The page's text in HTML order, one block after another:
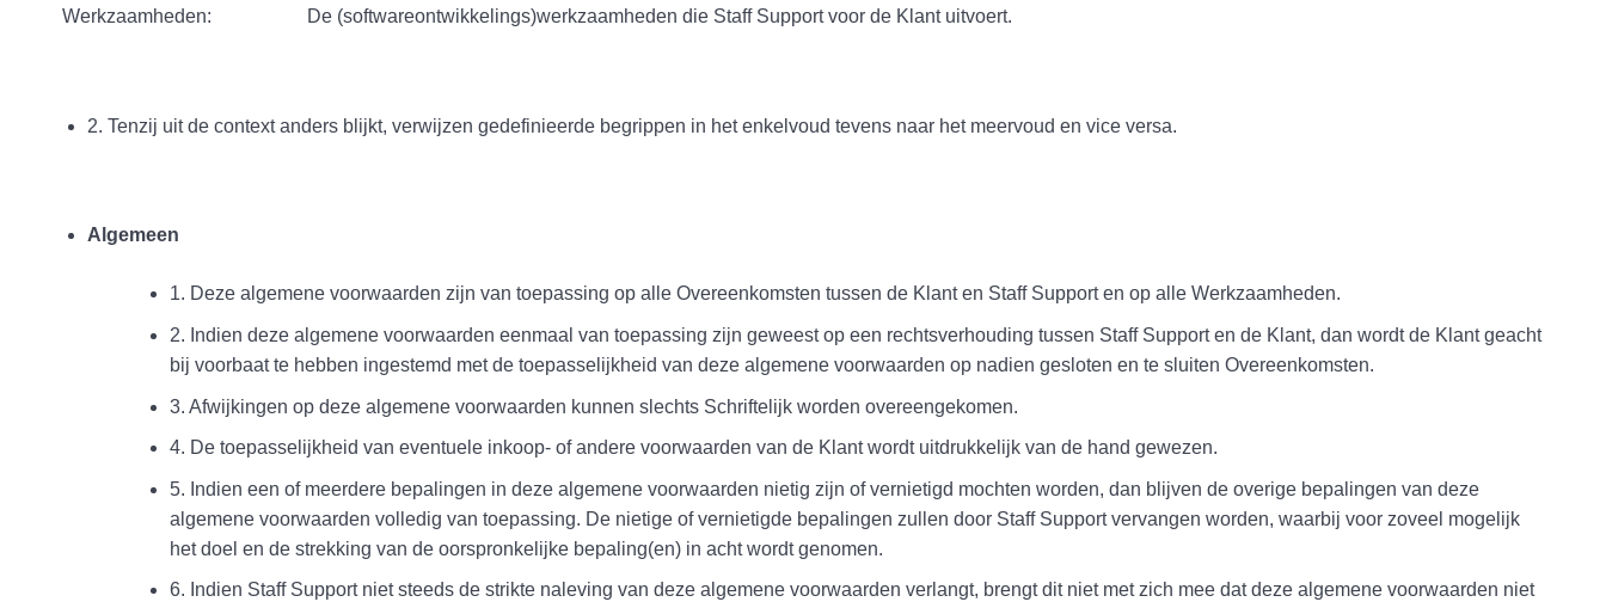
Werkzaamheden: De (softwareontwikkelings)werkzaamheden die Staff Support voor de Klant uitvoert.
2. Tenzij uit de context anders blijkt, verwijzen gedefinieerde begrippen in het enkelvoud tevens naar het meervoud en vice versa.
Algemeen
1. Deze algemene voorwaarden zijn van toepassing op alle Overeenkomsten tussen de Klant en Staff Support en op alle Werkzaamheden.
2. Indien deze algemene voorwaarden eenmaal van toepassing zijn geweest op een rechtsverhouding tussen Staff Support en de Klant, dan wordt de Klant geacht
bij voorbaat te hebben ingestemd met de toepasselijkheid van deze algemene voorwaarden op nadien gesloten en te sluiten Overeenkomsten.
3. Afwijkingen op deze algemene voorwaarden kunnen slechts Schriftelijk worden overeengekomen.
4. De toepasselijkheid van eventuele inkoop- of andere voorwaarden van de Klant wordt uitdrukkelijk van de hand gewezen.
5. Indien een of meerdere bepalingen in deze algemene voorwaarden nietig zijn of vernietigd mochten worden, dan blijven de overige bepalingen van deze
algemene voorwaarden volledig van toepassing. De nietige of vernietigde bepalingen zullen door Staff Support vervangen worden, waarbij voor zoveel mogelijk
het doel en de strekking van de oorspronkelijke bepaling(en) in acht wordt genomen.
6. Indien Staff Support niet steeds de strikte naleving van deze algemene voorwaarden verlangt, brengt dit niet met zich mee dat deze algemene voorwaarden niet